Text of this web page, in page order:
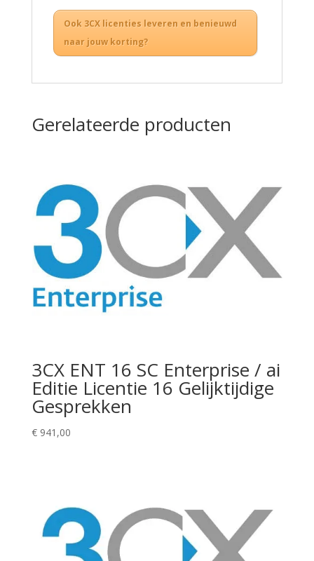
Ook 3CX licenties leveren en benieuwd
naar jouw korting?
Gerelateerde producten
3CX ENT 16 SC Enterprise / ai
Editie Licentie 16 Gelijktijdige
Gesprekken
€941,00